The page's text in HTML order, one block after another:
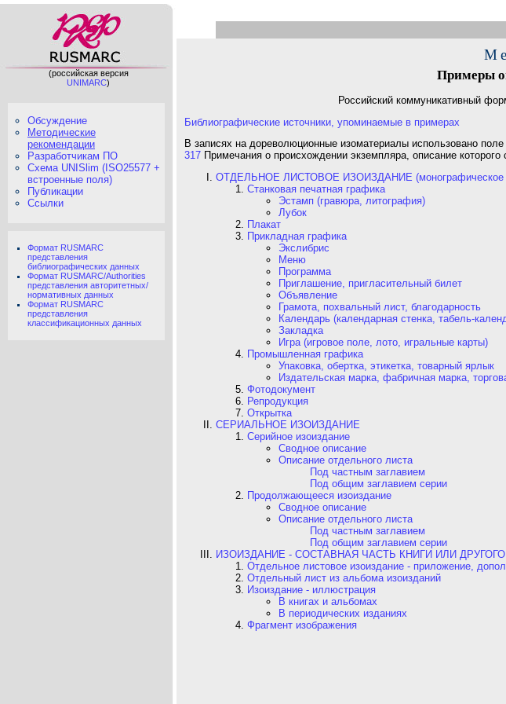
(российская версия
UNIMARC)
Обсуждение
Методические
рекомендации
Разработчикам ПО
Схема UNISlim (ISO25577 +
встроенные поля)
Публикации
Ссылки
Формат RUSMARC
представления
библиографических данных
Формат RUSMARC/Authorities
представления авторитетных/
нормативных данных
Формат RUSMARC
представления
классификационных данных
Примеры
Российский коммуникативный
Библиографические источники, упоминаемые в примерах
В записях на дореволюционные изоматериалы использовано поле
317 Примечания о происхождении экземпляра, описание
ОТДЕЛЬНОЕ ЛИСТОВОЕ ИЗОИЗДАНИЕ (монографическое
Станковая печатная графика
Эстамп (гравюра, литография)
Лубок
Плакат
Прикладная графика
Экслибрис
Меню
Программа
Приглашение, пригласительный билет
Объявление
Грамота, похвальный лист, благодарность
Календарь (календарная стенка, табель-
Закладка
Игра (игровое поле, лото, игральные карты)
Промышленная графика
Упаковка, обертка, этикетка, товарный ярлык
Издательская марка, фабричная марка,
Фотодокумент
Репродукция
Открытка
СЕРИАЛЬНОЕ ИЗОИЗДАНИЕ
Серийное изоиздание
Сводное описание
Описание отдельного листа
Под частным заглавием
Под общим заглавием серии
Продолжающееся изоиздание
Сводное описание
Описание отдельного листа
Под частным заглавием
Под общим заглавием серии
ИЗОИЗДАНИЕ - СОСТАВНАЯ ЧАСТЬ КНИГИ ИЛИ ДРУГОГО
Отдельное листовое изоиздание - приложение,
Отдельный лист из альбома изоизданий
Изоиздание - иллюстрация
В книгах и альбомах
В периодических изданиях
Фрагмент изображения